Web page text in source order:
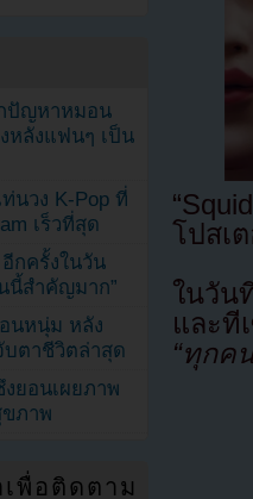
โปสเ
ในวัน
และที
“ทุกค
ปัญหาหมอน
หลังแฟนๆ เป็น
นวง K-Pop ที่
เร็วที่สุด
กครั้งในวัน
นี้สำคัญมาก”
นหนุ่ม หลัง
ตาชีวิตล่าสุด
ยอนเผยภาพ
ขภาพ
พื่อติดตาม